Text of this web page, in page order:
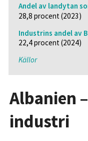
Andel av landytan
28,8 procent (2023)
Industrins andel av
22,4 procent (2024)
Källor
Albanien
industri